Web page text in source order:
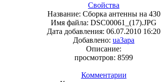
Свойства
Название: Сборка антенны на 430
Имя файла: DSC00061_(17).JPG
Дата добавления: 06.07.2010 16:20
Добавлено: ua3apa
Описание:
просмотров: 8599
Комментарии